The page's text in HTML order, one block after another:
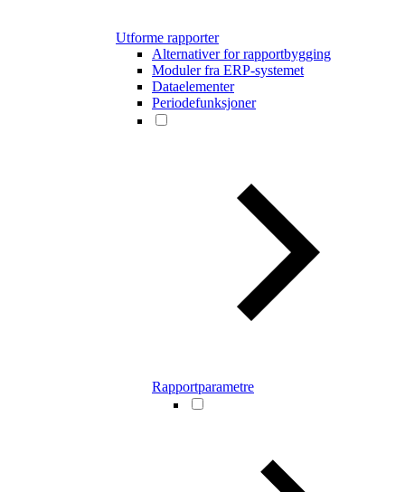
Utforme rapporter
Alternativer for rapportbygging
Moduler fra ERP-systemet
Dataelementer
Periodefunksjoner
Rapportparametre